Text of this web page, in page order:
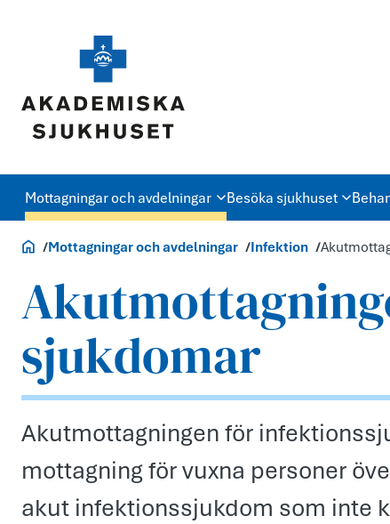
Mottagningar och avdelningar Besöka sjukhuset
Akademiska.se
Mottagningar och avdelningar Infektion
sjukdomar
Akutmottagningen för
mottagning för vuxna personer
akut infektionssjukdom som inte